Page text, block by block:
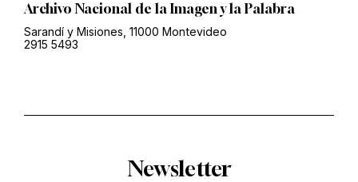
Archivo Nacional de la Imagen y la Palabra
Sarandí y Misiones, 11000 Montevideo
2915 5493
Newsletter